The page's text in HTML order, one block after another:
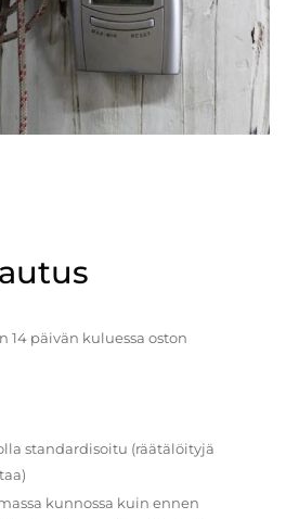
14 päivän kuluessa oston
standardisoitu (räätälöityjä
kunnossa kuin ennen